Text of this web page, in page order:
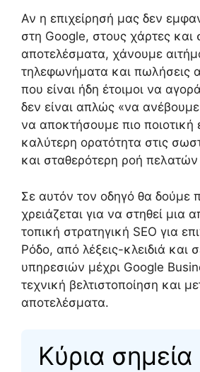
Αν η επιχείρησή μας δεν
στη Google, στους χάρτες και
αποτελέσματα, χάνουμε
τηλεφωνήματα και πωλήσεις
που είναι ήδη έτοιμοι να
δεν είναι απλώς «να ανέβουμε
να αποκτήσουμε πιο ποιοτική
καλύτερη ορατότητα στις
και σταθερότερη ροή
Σε αυτόν τον οδηγό θα δούμε
χρειάζεται για να στηθεί μια
τοπική στρατηγική SEO για
Ρόδο, από λέξεις-κλειδιά και
υπηρεσιών μέχρι Google
τεχνική βελτιστοποίηση και
αποτελέσματα.
Κύρια σημεία